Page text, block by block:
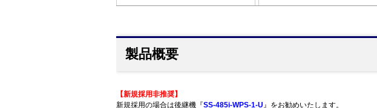
製品概要
【新規採用非推奨】
新規採用の場合は後継機『SS-485i-WPS-1-U』をお勧めいたします。